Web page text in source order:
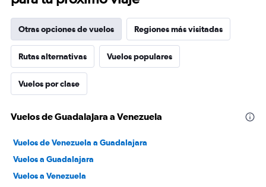
Otras opciones de vuelos Regiones más visitadas
Rutas alternativas Vuelos populares
Vuelos por clase
Vuelos de Guadalajara a Venezuela
Vuelos de Venezuela a Guadalajara
Vuelos a Guadalajara
Vuelos a Venezuela